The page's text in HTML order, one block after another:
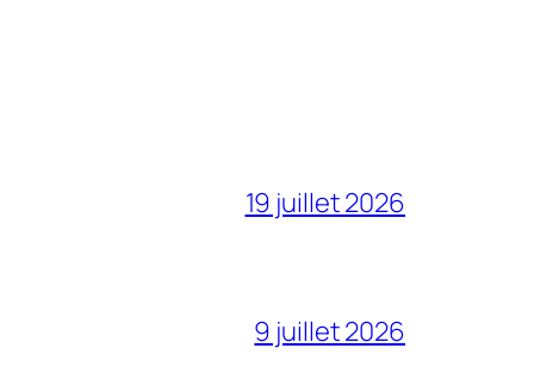
19 juillet 2026
9 juillet 2026